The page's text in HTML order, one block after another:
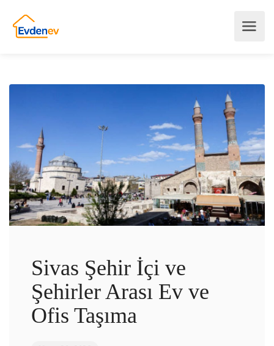
Sivas Şehir İçi ve
Şehirler Arası Ev ve
Ofis Taşıma